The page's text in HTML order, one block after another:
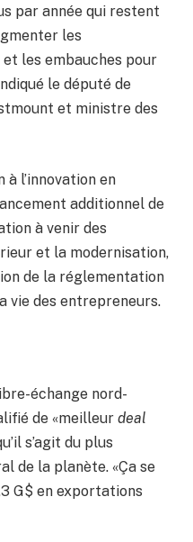
par année qui restent
les
les embauches pour
le député de
et ministre des
l’innovation en
additionnel de
à venir des
et la modernisation,
de la réglementation
vie des entrepreneurs.
échange nord-
de «meilleur deal
s’agit du plus
de la planète. «Ça se
G$ en exportations